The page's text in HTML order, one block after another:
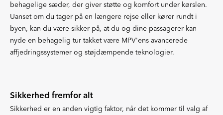
behagelige sæder, der giver støtte og komfort under kørslen.
Uanset om du tager på en længere rejse eller kører rundt i
byen, kan du være sikker på, at du og dine passagerer kan
nyde en behagelig tur takket være MPV'ens avancerede
affjedringssystemer og støjdæmpende teknologier.
Sikkerhed fremfor alt
Sikkerhed er en anden vigtig faktor, når det kommer til valg af